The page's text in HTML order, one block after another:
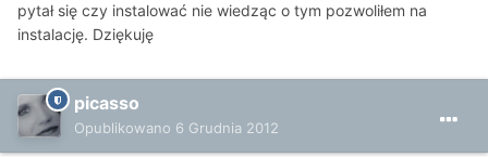
pytał się czy instalować nie wiedząc o tym pozwoliłem na
instalację. Dziękuję
picasso
Opublikowano 6 Grudnia 2012